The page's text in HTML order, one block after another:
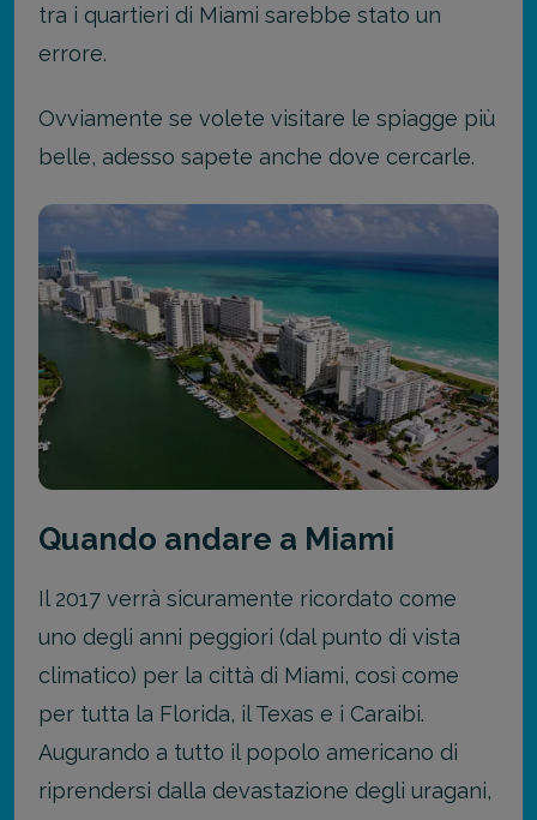
tra i quartieri di Miami sarebbe stato un
errore.
Ovviamente se volete visitare le spiagge più
belle, adesso sapete anche dove cercarle.
Quando andare a Miami
Il 2017 verrà sicuramente ricordato come
uno degli anni peggiori (dal punto di vista
climatico) per la città di Miami, così come
per tutta la Florida, il Texas e i Caraibi.
Augurando a tutto il popolo americano di
riprendersi dalla devastazione degli uragani,